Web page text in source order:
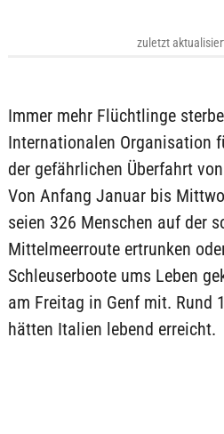
zuletzt
Immer mehr Flüchtlinge
Internationalen Organisation
der gefährlichen Überfahrt
Von Anfang Januar bis
seien 326 Menschen auf der
Mittelmeerroute ertrunken
Schleuserboote ums Leben
am Freitag in Genf mit. Rund
hätten Italien lebend erreicht.